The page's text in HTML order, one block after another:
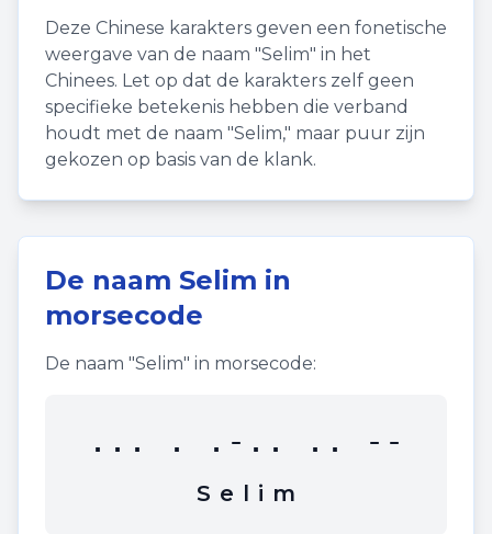
Deze Chinese karakters geven een fonetische
weergave van de naam "Selim" in het
Chinees. Let op dat de karakters zelf geen
specifieke betekenis hebben die verband
houdt met de naam "Selim," maar puur zijn
gekozen op basis van de klank.
De naam Selim in
morsecode
De naam "Selim" in morsecode:
... . .-.. .. --
S e l i m